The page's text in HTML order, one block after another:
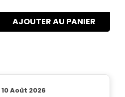
AJOUTER AU PANIER
10 Août 2026